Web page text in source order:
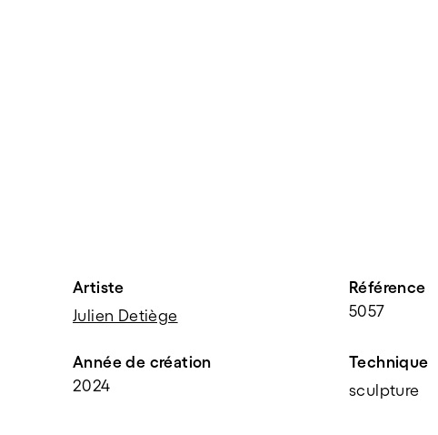
Artiste
Julien Detiège
Référence
5057
Année de création
2024
Technique
sculpture